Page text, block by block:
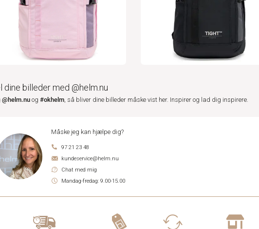
dine billeder med @helm.nu
@helm.nu og #okhelm , så bliver dine billeder måske vist her. Inspirer og lad dig inspirere.
Måske jeg kan hjælpe dig?
97 21 23 48
kundeservice@helm.nu
Chat med mig
Mandag-fredag: 9.00-15.00